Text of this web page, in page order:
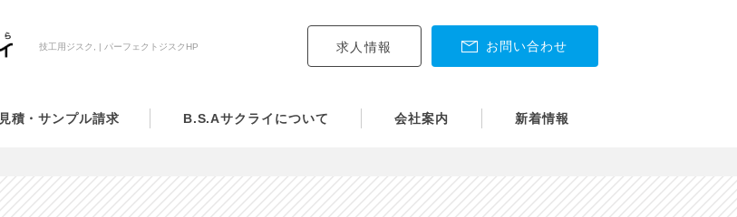
技工用ジスク, | パーフェクトジスクHP お問い合わせ
求人情報
見積・サンプル請求 B.S.Aサクライについて 会社案内 新着情報